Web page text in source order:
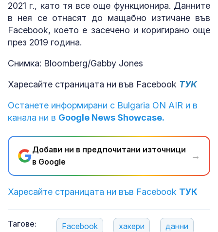
2021 г., като тя все още функционира. Данните
в нея се отнасят до мащабно изтичане във
Facebook, което е засечено и коригирано още
през 2019 година.
Снимка: Bloomberg/Gabby Jones
Харесайте страницата ни във Facebook ТУК
Останете информирани с Bulgaria ON AIR и в
канала ни в Google News Showcase.
Добави ни в предпочитани източници
в Google
→
Харесайте страницата ни във Facebook ТУК
Тагове: Facebook хакери данни